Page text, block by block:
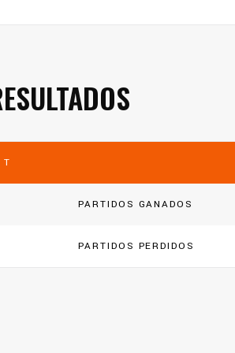
T
PARTIDOS GANADOS
PARTIDOS PERDIDOS